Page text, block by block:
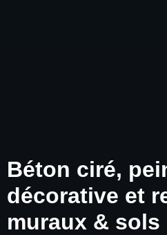
Béton ciré,
décorative et
muraux & sols